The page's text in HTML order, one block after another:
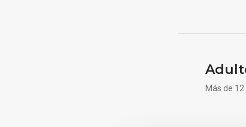
Más de